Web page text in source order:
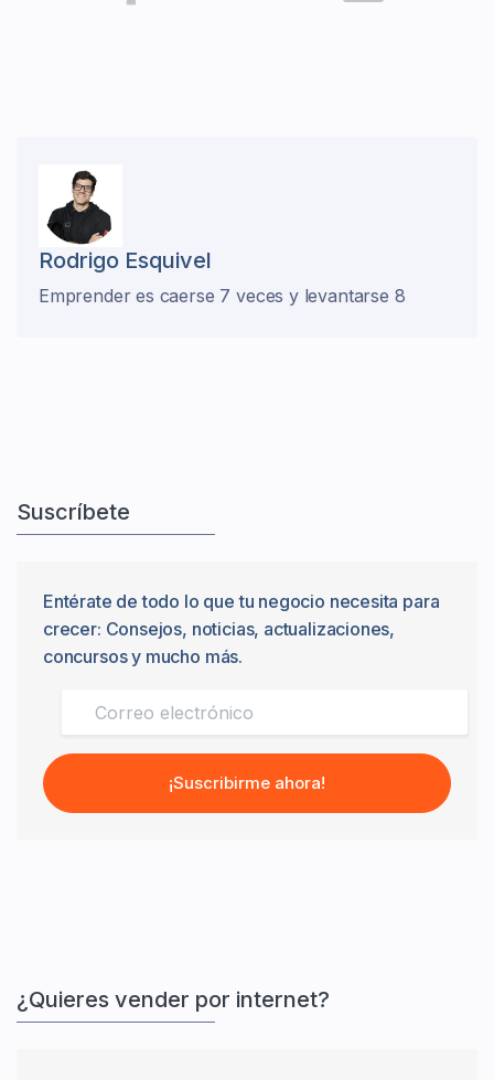
Rodrigo Esquivel
Emprender es caerse 7 veces y levantarse 8
Suscríbete
Entérate de todo lo que tu negocio necesita para
crecer: Consejos, noticias, actualizaciones,
concursos y mucho más.
¡Suscribirme ahora!
¿Quieres vender por internet?